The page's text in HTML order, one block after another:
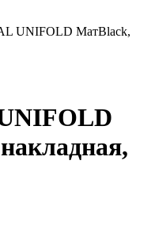
UNIFOLD МатBlack,